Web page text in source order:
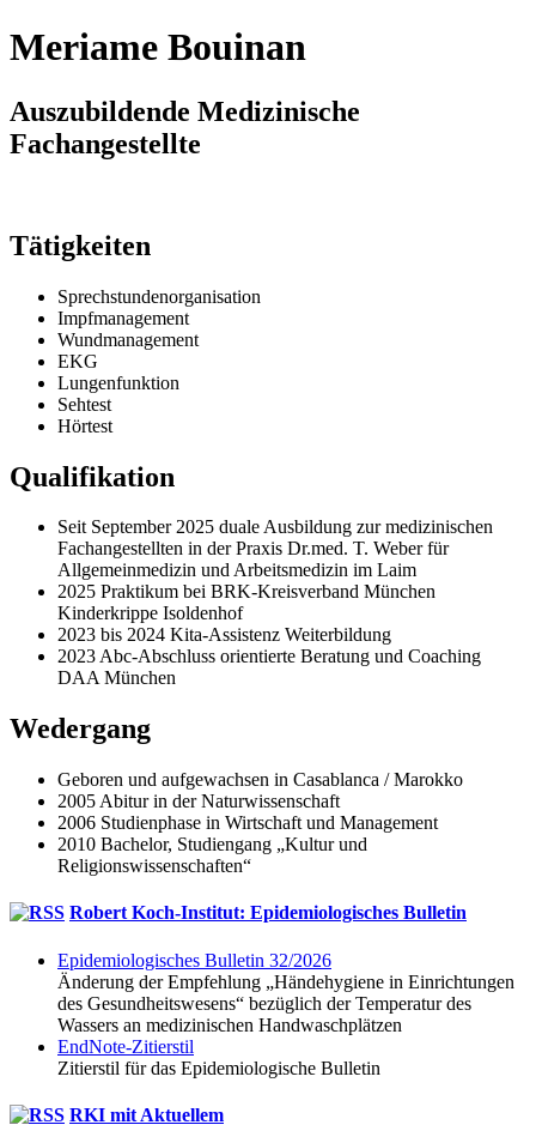
Meriame Bouinan
Auszubildende Medizinische
Fachangestellte
Tätigkeiten
Sprechstundenorganisation
Impfmanagement
Wundmanagement
EKG
Lungenfunktion
Sehtest
Hörtest
Qualifikation
Seit September 2025 duale Ausbildung zur medizinischen
Fachangestellten in der Praxis Dr.med. T. Weber für
Allgemeinmedizin und Arbeitsmedizin im Laim
2025 Praktikum bei BRK-Kreisverband München
Kinderkrippe Isoldenhof
2023 bis 2024 Kita-Assistenz Weiterbildung
2023 Abc-Abschluss orientierte Beratung und Coaching
DAA München
Wedergang
Geboren und aufgewachsen in Casablanca / Marokko
2005 Abitur in der Naturwissenschaft
2006 Studienphase in Wirtschaft und Management
2010 Bachelor, Studiengang „Kultur und
Religionswissenschaften“
Robert Koch-Institut: Epidemiologisches Bulletin
Epidemio­logisches Bulletin 32/2026
Änderung der Empfehlung „Hände­hygiene in Einrichtungen
des Gesundheits­wesens“ bezüglich der Temperatur des
Wassers an medizinischen Hand­wasch­plätzen
EndNote-Zitierstil
Zitierstil für das Epidemiologische Bulletin
RKI mit Aktuellem